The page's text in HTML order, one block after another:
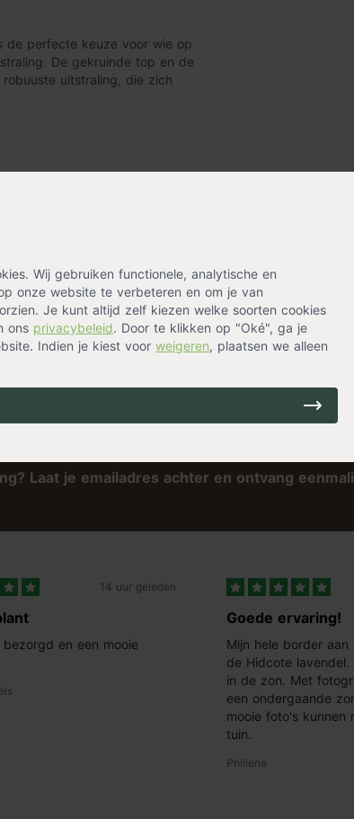
Wij gebruiken functionele, analytische en
onze website te verbeteren en om je van
Je kunt altijd zelf kiezen welke soorten cookies
ons privacybeleid. Door te klikken op "Oké", ga je
Indien je kiest voor weigeren, plaatsen we alleen
de perfecte keuze voor wie op
De gekruinde top en de
uitstraling, die zich
tegen de
voor een lange
Deze paal is klaar om
dikke paal biedt de nodige
ideale afmetingen is deze paal
grotere toepassingen.
zodat je kunt
Laat je emailadres achter en ontvang
14 uur geleden
bezorgd en een mooie
Goede ervaring!
Mijn hele border
de Hidcote
in de zon. Met
een ondergaande
mooie foto's kunnen
tuin.
Philiene